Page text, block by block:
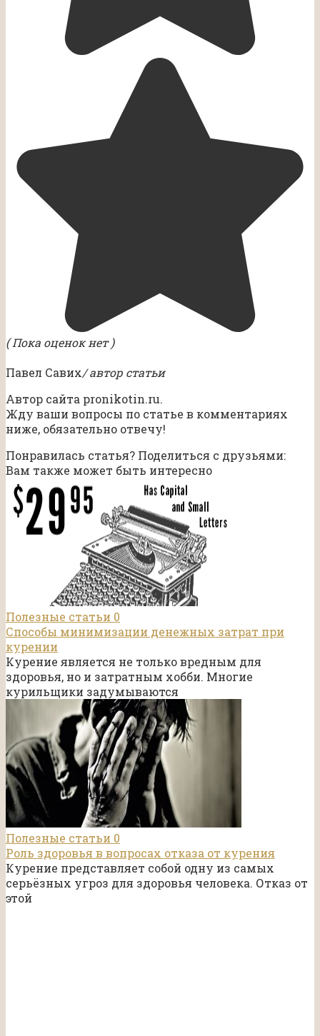
( Пока оценок нет )
Павел Савих/ автор статьи
Автор сайта pronikotin.ru.
Жду ваши вопросы по статье в комментариях
ниже, обязательно отвечу!
Понравилась статья? Поделиться с друзьями:
Вам также может быть интересно
Полезные статьи 0
Способы минимизации денежных затрат при
курении
Курение является не только вредным для
здоровья, но и затратным хобби. Многие
курильщики задумываются
Полезные статьи 0
Роль здоровья в вопросах отказа от курения
Курение представляет собой одну из самых
серьёзных угроз для здоровья человека. Отказ от
этой